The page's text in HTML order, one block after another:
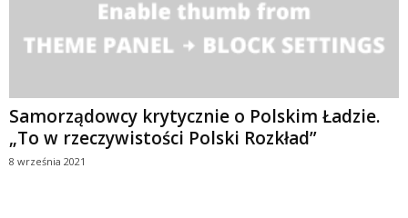
Samorządowcy krytycznie o Polskim Ładzie.
„To w rzeczywistości Polski Rozkład”
8 września 2021